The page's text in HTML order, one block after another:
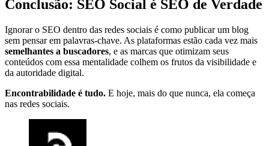
Conclusão: SEO Social é SEO de Verdade
Ignorar o SEO dentro das redes sociais é como publicar um blog
sem pensar em palavras-chave. As plataformas estão cada vez mais
semelhantes a buscadores, e as marcas que otimizam seus
conteúdos com essa mentalidade colhem os frutos da visibilidade e
da autoridade digital.
Encontrabilidade é tudo. E hoje, mais do que nunca, ela começa
nas redes sociais.